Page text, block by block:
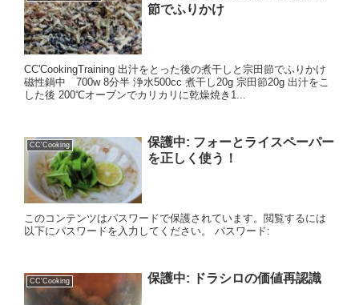
節でふりかけ
CC'CookingTraining 出汁をとった後の煮干しと宗田節でふりかけ
磁性鍋中 700w 8分半 浄水500cc 煮干し20g 宗田節20g 出汁をこ
した後 200℃オーブンでカリカリに乾燥焼き1...
CC'Cooking
保護中: フォーとライスペーパー
を正しく使う！
このコンテンツはパスワードで保護されています。閲覧するには
以下にパスワードを入力してください。 パスワード:
CC'Cooking 保護中: ドラシロの価値再認識